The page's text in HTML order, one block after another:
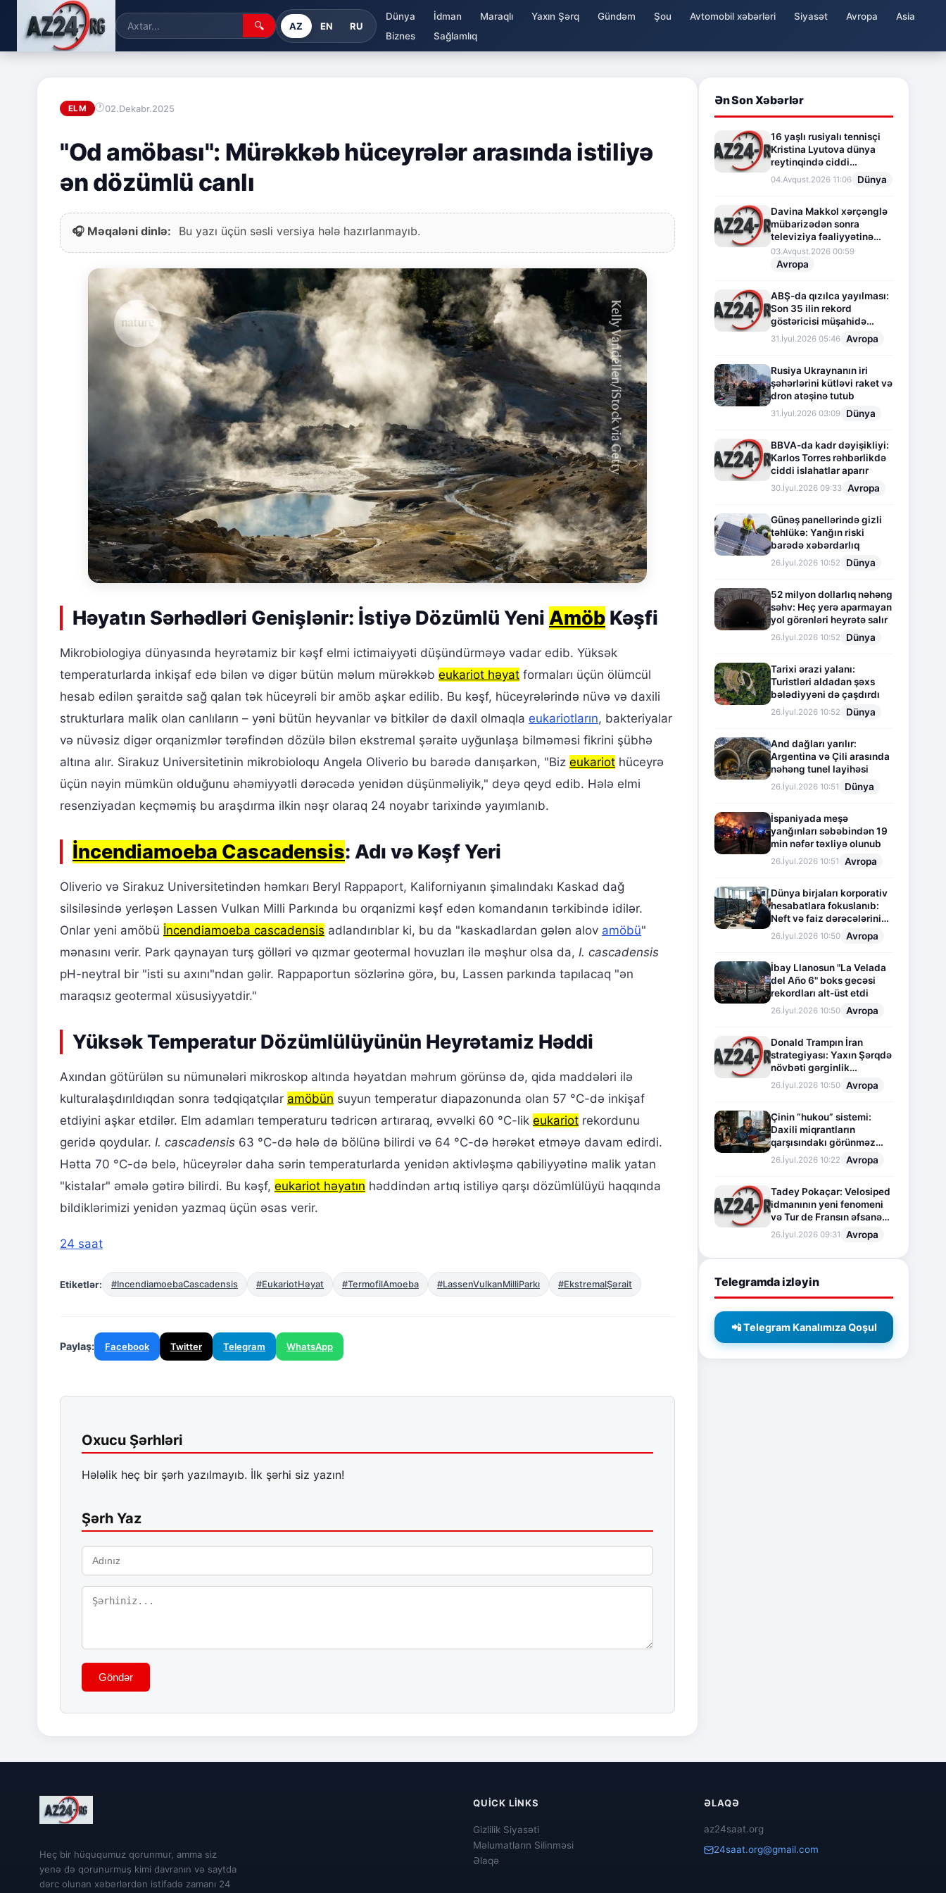
🔍 AZ EN RU
Dünya İdman Maraqlı Yaxın Şərq Gündəm Şou Avtomobil xəbərləri Siyasət Avropa
Asia
Biznes
Sağlamlıq
ELM 02.Dekabr.2025
"Od amöbası": Mürəkkəb hüceyrələr arasında istiliyə
ən dözümlü canlı
🎧 Məqaləni dinlə: Bu yazı üçün səsli versiya hələ hazırlanmayıb.
Həyatın Sərhədləri Genişlənir: İstiyə Dözümlü Yeni Amöb Kəşfi
Mikrobiologiya dünyasında heyrətamiz bir kəşf elmi ictimaiyyəti düşündürməyə vadar edib. Yüksək
temperaturlarda inkişaf edə bilən və digər bütün məlum mürəkkəb eukariot həyat formaları üçün ölümcül
hesab edilən şəraitdə sağ qalan tək hüceyrəli bir amöb aşkar edilib. Bu kəşf, hüceyrələrində nüvə və daxili
strukturlara malik olan canlıların – yəni bütün heyvanlar və bitkilər də daxil olmaqla eukariotların, bakteriyalar
və nüvəsiz digər orqanizmlər tərəfindən dözülə bilən ekstremal şəraitə uyğunlaşa bilməməsi fikrini şübhə
altına alır. Sirakuz Universitetinin mikrobioloqu Angela Oliverio bu barədə danışarkən, "Biz eukariot hüceyrə
üçün nəyin mümkün olduğunu əhəmiyyətli dərəcədə yenidən düşünməliyik," deyə qeyd edib. Hələ elmi
resenziyadan keçməmiş bu araşdırma ilkin nəşr olaraq 24 noyabr tarixində yayımlanıb.
İncendiamoeba Cascadensis: Adı və Kəşf Yeri
Oliverio və Sirakuz Universitetindən həmkarı Beryl Rappaport, Kaliforniyanın şimalındakı Kaskad dağ
silsiləsində yerləşən Lassen Vulkan Milli Parkında bu orqanizmi kəşf edən komandanın tərkibində idilər.
Onlar yeni amöbü İncendiamoeba cascadensis adlandırıblar ki, bu da "kaskadlardan gələn alov amöbü"
mənasını verir. Park qaynayan turş gölləri və qızmar geotermal hovuzları ilə məşhur olsa da, I. cascadensis
pH-neytral bir "isti su axını"ndan gəlir. Rappaportun sözlərinə görə, bu, Lassen parkında tapılacaq "ən
maraqsız geotermal xüsusiyyətdir."
Yüksək Temperatur Dözümlülüyünün Heyrətamiz Həddi
Axından götürülən su nümunələri mikroskop altında həyatdan məhrum görünsə də, qida maddələri ilə
kulturalaşdırıldıqdan sonra tədqiqatçılar amöbün suyun temperatur diapazonunda olan 57 °C-də inkişaf
etdiyini aşkar etdilər. Elm adamları temperaturu tədricən artıraraq, əvvəlki 60 °C-lik eukariot rekordunu
geridə qoydular. I. cascadensis 63 °C-də hələ də bölünə bilirdi və 64 °C-də hərəkət etməyə davam edirdi.
Hətta 70 °C-də belə, hüceyrələr daha sərin temperaturlarda yenidən aktivləşmə qabiliyyətinə malik yatan
"kistalar" əmələ gətirə bilirdi. Bu kəşf, eukariot həyatın həddindən artıq istiliyə qarşı dözümlülüyü haqqında
bildiklərimizi yenidən yazmaq üçün əsas verir.
24 saat
Etiketlər: #IncendiamoebaCascadensis #EukariotHəyat #TermofilAmoeba #LassenVulkanMilliParkı #EkstremalŞərait
Paylaş: Facebook Twitter Telegram WhatsApp
Oxucu Şərhləri
Hələlik heç bir şərh yazılmayıb. İlk şərhi siz yazın!
Şərh Yaz
Göndər
Ən Son Xəbərlər
16 yaşlı rusiyalı tennisçi
Kristina Lyutova dünya
reytinqində ciddi
irəliləyişə imza atdı
04.Avqust.2026 11:06 Dünya
Davina Makkol xərçənglə
mübarizədən sonra
televiziya fəaliyyətinə
fasilə verir
03.Avqust.2026 00:59
Avropa
ABŞ-da qızılca yayılması:
Son 35 ilin rekord
göstəricisi müşahidə
olunur
31.İyul.2026 05:46 Avropa
Rusiya Ukraynanın iri
şəhərlərini kütləvi raket və
dron atəşinə tutub
31.İyul.2026 03:09 Dünya
BBVA-da kadr dəyişikliyi:
Karlos Torres rəhbərlikdə
ciddi islahatlar aparır
30.İyul.2026 09:33 Avropa
Günəş panellərində gizli
təhlükə: Yanğın riski
barədə xəbərdarlıq
26.İyul.2026 10:52 Dünya
52 milyon dollarlıq nəhəng
səhv: Heç yerə aparmayan
yol görənləri heyrətə salır
26.İyul.2026 10:52 Dünya
Tarixi ərazi yalanı:
Turistləri aldadan şəxs
bələdiyyəni də çaşdırdı
26.İyul.2026 10:52 Dünya
And dağları yarılır:
Argentina və Çili arasında
nəhəng tunel layihəsi
26.İyul.2026 10:51 Dünya
İspaniyada meşə
yanğınları səbəbindən 19
min nəfər təxliyə olunub
26.İyul.2026 10:51 Avropa
Dünya birjaları korporativ
hesabatlara fokuslanıb:
Neft və faiz dərəcələrinin
təsiri altında cari vəziyyət
26.İyul.2026 10:50 Avropa
İbay Llanosun "La Velada
del Año 6" boks gecəsi
rekordları alt-üst etdi
26.İyul.2026 10:50 Avropa
Donald Trampın İran
strategiyası: Yaxın Şərqdə
növbəti gərginlik
mərhələsi
26.İyul.2026 10:50 Avropa
Çinin “hukou” sistemi:
Daxili miqrantların
qarşısındakı görünməz
sədd
26.İyul.2026 10:22 Avropa
Tadey Pokaçar: Velosiped
idmanının yeni fenomeni
və Tur de Fransın əfsanəvi
səhifəsi
26.İyul.2026 09:31 Avropa
Telegramda izləyin
📲 Telegram Kanalımıza Qoşul
Heç bir hüququmuz qorunmur, amma siz
yenə də qorunurmuş kimi davranın və saytda
dərc olunan xəbərlərdən istifadə zamanı 24
QUICK LINKS
Gizlilik Siyasəti
Məlumatların Silinməsi
Əlaqə
ƏLAQƏ
az24saat.org
24saat.org@gmail.com